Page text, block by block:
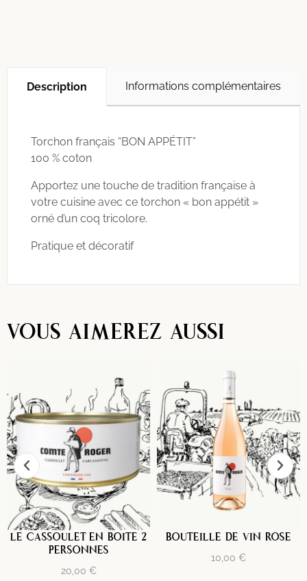
Description Informations complémentaires
Torchon français “BON APPÉTIT”
100 % coton
Apportez une touche de tradition française à
votre cuisine avec ce torchon « bon appétit »
orné d’un coq tricolore.
Pratique et décoratif
VOUS AIMEREZ AUSSI
LE CASSOULET EN BOITE 2
PERSONNES
20,00 €
BOUTEILLE DE VIN ROSE
10,00 €